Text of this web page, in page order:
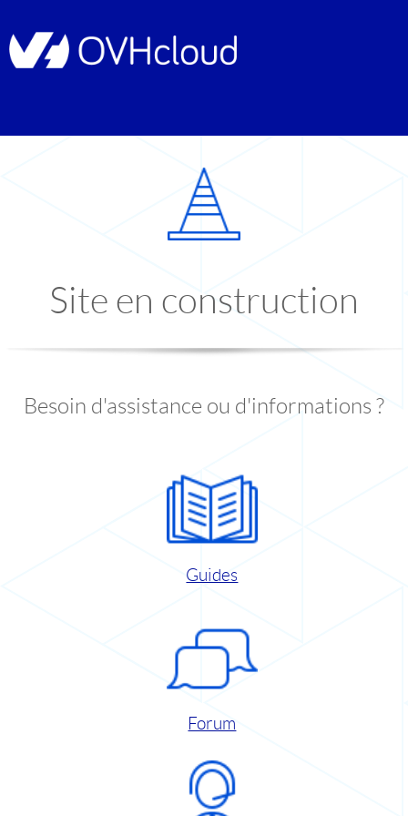
Site en construction
Besoin d'assistance ou d'informations ?
Guides
Forum